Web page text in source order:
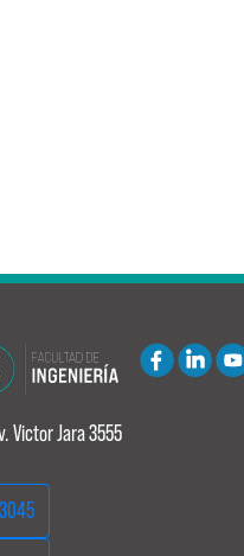
Victor Jara 3555